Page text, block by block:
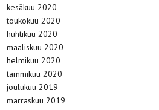
kesäkuu 2020
toukokuu 2020
huhtikuu 2020
maaliskuu 2020
helmikuu 2020
tammikuu 2020
joulukuu 2019
marraskuu 2019